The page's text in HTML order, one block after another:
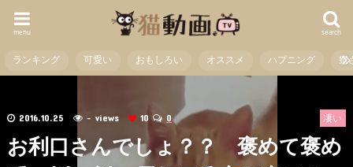
search
menu
ランキング 可愛い おもしろい オススメ ハプニング 癒
凄い
2016.10.25 - views 10 0
お利口さんでしょ？？ 褒めて褒め